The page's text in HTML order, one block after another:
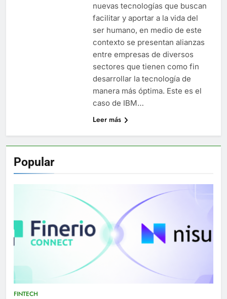
nuevas tecnologías que buscan
facilitar y aportar a la vida del
ser humano, en medio de este
contexto se presentan alianzas
entre empresas de diversos
sectores que tienen como fin
desarrollar la tecnología de
manera más óptima. Este es el
caso de IBM…
Leer más
Popular
FINTECH